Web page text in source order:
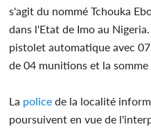
s'agit du nommé Tchouka
dans l'Etat de Imo au
pistolet automatique avec
de 04 munitions et la
La police de la localité
poursuivent en vue de